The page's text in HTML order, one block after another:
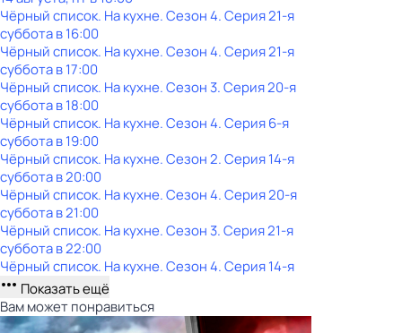
Чёрный список. На кухне. Сезон 4. Серия 21-я
субботав16:00
Чёрный список. На кухне. Сезон 4. Серия 21-я
субботав17:00
Чёрный список. На кухне. Сезон 3. Серия 20-я
субботав18:00
Чёрный список. На кухне. Сезон 4. Серия 6-я
субботав19:00
Чёрный список. На кухне. Сезон 2. Серия 14-я
субботав20:00
Чёрный список. На кухне. Сезон 4. Серия 20-я
субботав21:00
Чёрный список. На кухне. Сезон 3. Серия 21-я
субботав22:00
Чёрный список. На кухне. Сезон 4. Серия 14-я
Показать ещё
Вам может понравиться